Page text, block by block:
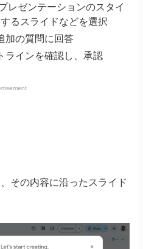
レゼンテーションのスタイ
るスライドなどを選択
加の質問に回答
ラインを確認し、承認
その内容に沿ったスライド